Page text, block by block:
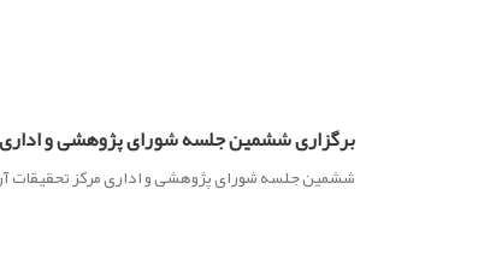
برگزاری ششمین جلسه شورای پژوهشی و
ششمین جلسه شورای پژوهشی و اداری مرکز تحقیقات